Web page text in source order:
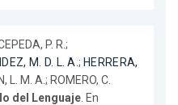
P. R.;
M. D. L. A.; HERRERA,
L. M. A.; ROMERO, C.
del Lenguaje . En